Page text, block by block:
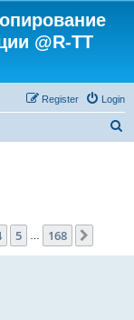
@R-TT
Login
Register
5 168